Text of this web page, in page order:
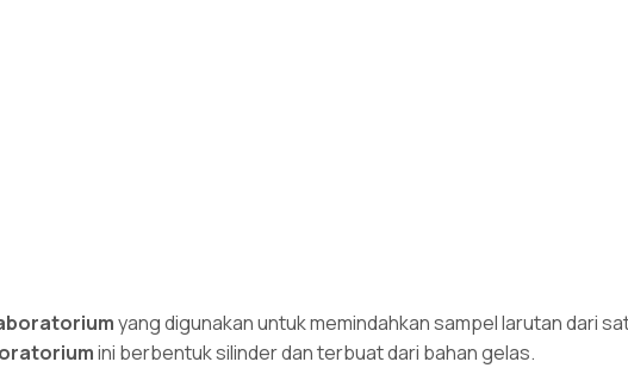
yang digunakan untuk memindahkan sampel larutan dari
ini berbentuk silinder dan terbuat dari bahan gelas.